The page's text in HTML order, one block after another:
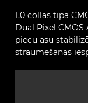
1,0 collas tipa
Dual Pixel
piecu asu
straumēšanas